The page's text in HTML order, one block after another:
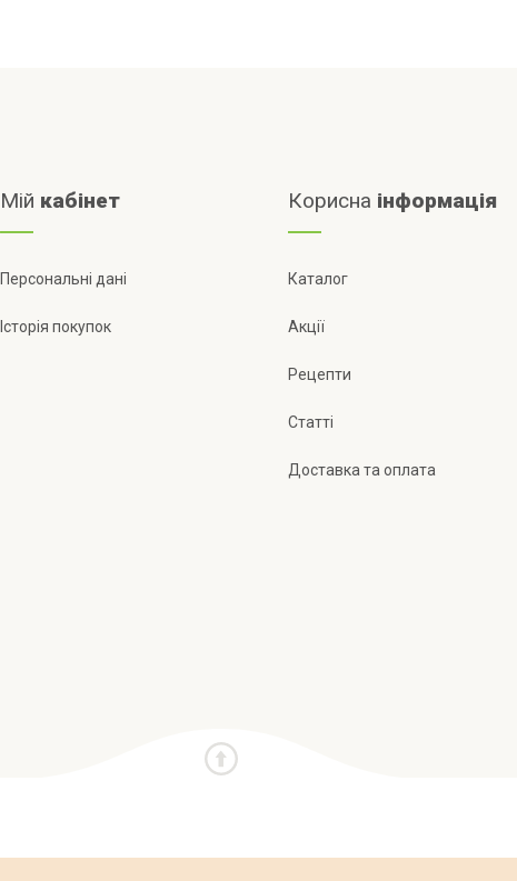
Мій кабінет
Персональні дані
Історія покупок
Корисна інформація
Каталог
Акції
Рецепти
Статті
Доставка та оплата